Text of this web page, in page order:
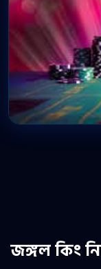
জঙ্গল কিং